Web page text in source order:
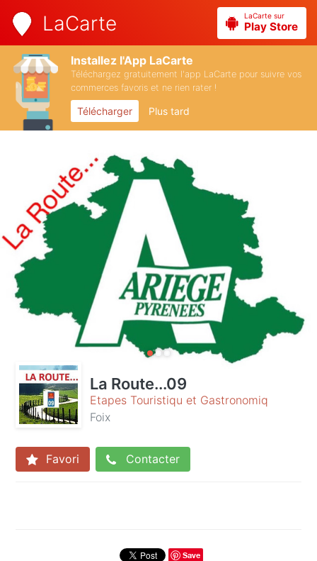
LaCarte LaCarte sur
Play Store
Installez l'App LaCarte
Téléchargez gratuitement l'app LaCarte pour suivre vos
commerces favoris et ne rien rater !
Télécharger Plus tard
La Route...09
Etapes Touristiqu et Gastronomiq
Foix
Favori Contacter
Save